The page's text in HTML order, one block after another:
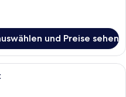
und Preise sehen
Hotelzimmer mit einem großen